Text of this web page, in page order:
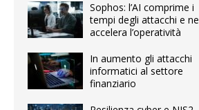
Sophos: l’AI comprime i
tempi degli attacchi e ne
accelera l’operatività
In aumento gli attacchi
informatici al settore
finanziario